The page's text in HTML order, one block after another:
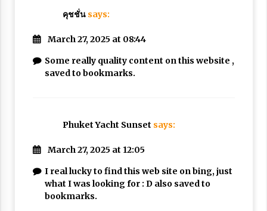
คุชชั่น says:
March 27, 2025 at 08:44
Some really quality content on this website ,
saved to bookmarks.
Phuket Yacht Sunset says:
March 27, 2025 at 12:05
I real lucky to find this web site on bing, just
what I was looking for : D also saved to
bookmarks.